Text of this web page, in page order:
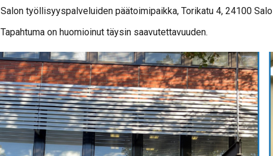
Salon työllisyyspalveluiden päätoimipaikka, Torikatu 4, 24100 Salo
Tapahtuma on huomioinut täysin saavutettavuuden.